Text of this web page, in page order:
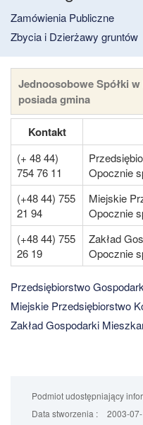
Zamówienia Publiczne
Zbycia i Dzierżawy gruntów
Jednoosobowe Spółki
posiada gmina
Kontakt
(+ 48 44)
754 76 11
Opocznie
(+48 44) 755
21 94
Miejskie
Opocznie
(+48 44) 755
26 19
Zakład
Opocznie
Przedsiębiorstwo
Miejskie Przedsiębiorstwo
Zakład Gospodarki
Podmiot udostępniający
Data stworzenia :
2003-